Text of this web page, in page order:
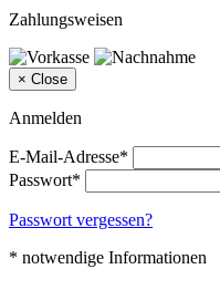
Zahlungsweisen
× Close
Anmelden
E-Mail-Adresse*
Passwort*
Passwort vergessen?
* notwendige Informationen